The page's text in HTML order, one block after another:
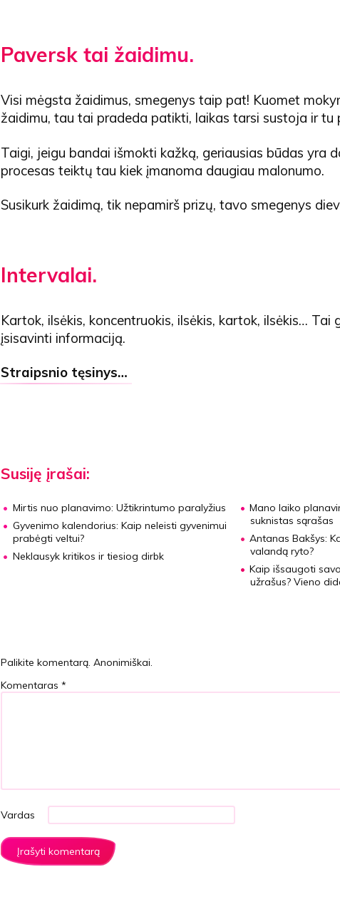
Paversk tai žaidimu.
Visi mėgsta žaidimus, smegenys taip pat! Kuomet
žaidimu, tau tai pradeda patikti, laikas tarsi sustoja ir tu
Taigi, jeigu bandai išmokti kažką, geriausias būdas yra
procesas teiktų tau kiek įmanoma daugiau malonumo.
Susikurk žaidimą, tik nepamirš prizų, tavo smegenys
Intervalai.
Kartok, ilsėkis, koncentruokis, ilsėkis, kartok, ilsėkis… Tai
įsisavinti informaciją.
Straipsnio tęsinys…
Susiję įrašai:
Mirtis nuo planavimo: Užtikrintumo paralyžius
Gyvenimo kalendorius: Kaip neleisti gyvenimui
prabėgti veltui?
Neklausyk kritikos ir tiesiog dirbk
Mano laiko
suknistas sąrašas
Antanas Bakšys:
valandą ryto?
Kaip išsaugoti
užrašus? Vieno
Palikite komentarą. Anonimiškai.
Komentaras *
Vardas